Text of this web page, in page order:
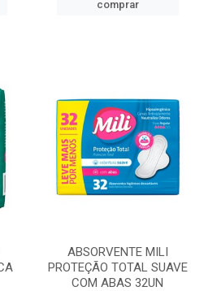
comprar
ABSORVENTE MILI
PROTEÇÃO TOTAL SUAVE
COM ABAS 32UN